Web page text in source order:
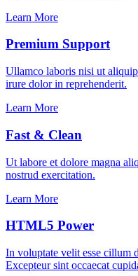
Learn More
Premium Support
Ullamco laboris nisi ut
irure dolor in reprehenderit.
Learn More
Fast & Clean
Ut labore et dolore magna
nostrud exercitation.
Learn More
HTML5 Power
In voluptate velit esse cillum
Excepteur sint occaecat